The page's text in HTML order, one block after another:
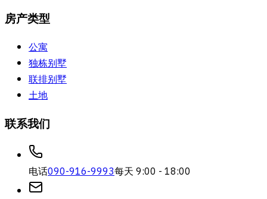
房产类型
公寓
独栋别墅
联排别墅
土地
联系我们
电话090-916-9993每天 9:00 - 18:00